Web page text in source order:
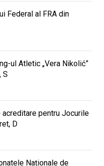
Federal al FRA din
ul Atletic „Vera Nikolić”
S
acreditare pentru Jocurile
D
Naționale de